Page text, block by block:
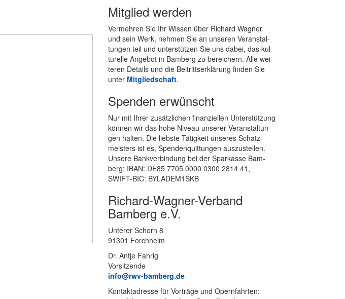
Mitglied werden
Ver­meh­ren Sie Ihr Wis­sen über Ri­chard Wag­ner
und sein Werk, neh­men Sie an un­se­ren Ver­an­stal­
tun­gen teil und un­ter­stüt­zen Sie uns da­bei, das kul­
tu­rel­le An­ge­bot in Bam­berg zu be­rei­chern. Alle wei­
te­ren De­tails und die Bei­tritts­er­klä­rung fin­den Sie
un­ter Mit­glied­schaft.
Spenden erwünscht
Nur mit Ih­rer zu­sätz­li­chen fi­nan­zi­el­len Un­ter­stüt­zung
kön­nen wir das hohe Ni­veau un­se­rer Ver­an­stal­tun­
gen hal­ten. Die liebs­te Tä­tig­keit un­se­res Schatz­
meis­ters ist es, Spen­den­quit­tun­gen aus­zu­stel­len.
Un­se­re Bank­ver­bin­dung bei der Spar­kas­se Bam­
berg: IBAN: DE85 7705 0000 0300 2814 41,
SWIFT-BIC: BYLADEM1SKB
Richard-Wagner-Verband
Bamberg e.V.
Un­te­rer Schorn 8
91301 Forchheim
Dr. Ant­je Fahrig
Vorsitzende
info@rwv-bamberg.de
Kon­takt­adres­se für Vor­trä­ge und Opern­fahr­ten: